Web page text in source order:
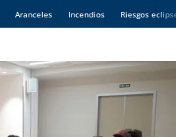
Aranceles Incendios Riesgos